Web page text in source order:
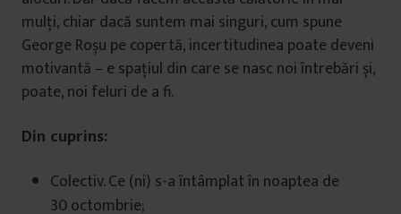
mulți, chiar dacă suntem mai singuri, cum spune
George Roșu pe copertă, incertitudinea poate deveni
motivantă – e spațiul din care se nasc noi întrebări și,
poate, noi feluri de a fi.
Din cuprins:
Colectiv. Ce (ni) s-a întâmplat în noaptea de
30 octombrie;